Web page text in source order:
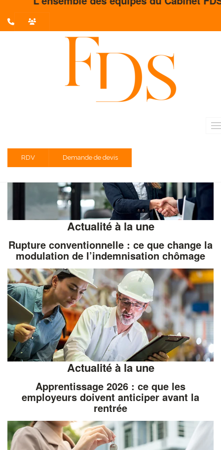
RDV Demande de devis
L'actualité du mois
Liste des évènements au 17/01/2021
Actualité à la une
Rupture conventionnelle : ce que change la
modulation de l’indemnisation chômage
Actualité à la une
Apprentissage 2026 : ce que les
employeurs doivent anticiper avant la
rentrée